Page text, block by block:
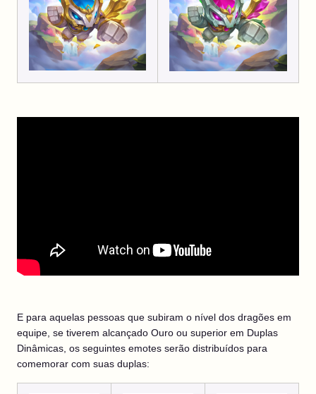
E para aquelas pessoas que subiram o nível dos dragões em
equipe, se tiverem alcançado Ouro ou superior em Duplas
Dinâmicas, os seguintes emotes serão distribuídos para
comemorar com suas duplas: